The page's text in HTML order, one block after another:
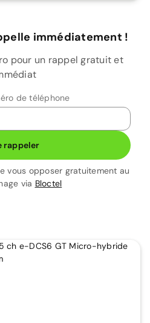
immédiatement !
pour un rappel gratuit et
de téléphone
rappeler
vous opposer gratuitement au
via Bloctel